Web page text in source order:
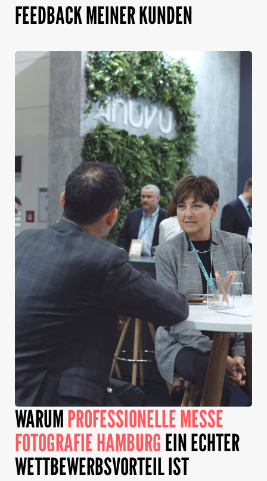
FEEDBACK MEINER KUNDEN
WARUMPROFESSIONELLE MESSE
FOTOGRAFIE HAMBURGEIN ECHTER
WETTBEWERBSVORTEIL IST